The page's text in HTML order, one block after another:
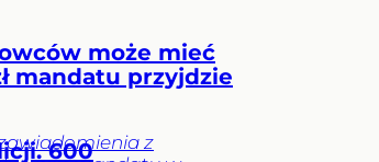
może mieć
mandatu przyjdzie
z
600